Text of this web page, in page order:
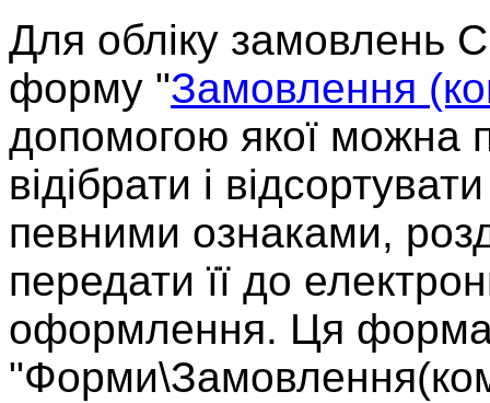
Для обліку замовлень
форму "Замовлення
допомогою якої можна
відібрати і
певними ознаками,
передати її до
оформлення. Ця форма